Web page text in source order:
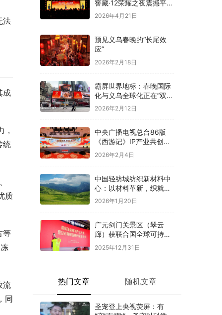
法
成
统
质
等
流
同
窖藏·12荣耀之夜震撼平
泉，冀酒超级大单品强势
2026年4月21日
预见义乌春晚的“长尾效
应”
2026年2月18日
霸屏世界地标：春晚国际
化与义乌全球化正在“双向
奔赴”！
2026年2月12日
中央广播电视总台86版
《西游记》IP产业共创大
会在京举办
2026年2月4日
中国轻纺城纺织新材料中
心：以材料革新，织就全
球纺织未来新图景
2026年1月20日
广元剑门关景区（翠云
廊）获联合国全球可持续
“地球家园”范例奖
2025年12月31日
热门文章 随机文章
圣宠登上央视荧屏：有